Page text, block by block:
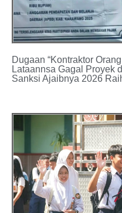
Dugaan “Kontraktor
Lataannsa Gagal Proyek
Sanksi Ajaibnya 2026